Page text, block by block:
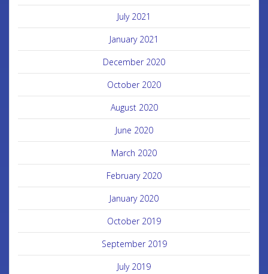
July 2021
January 2021
December 2020
October 2020
August 2020
June 2020
March 2020
February 2020
January 2020
October 2019
September 2019
July 2019